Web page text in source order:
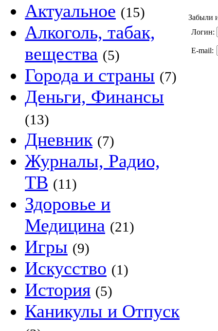
Актуальное (15)
Алкоголь, табак,
вещества (5)
Города и страны (7)
Деньги, Финансы
(13)
Дневник (7)
Журналы, Радио,
ТВ (11)
Здоровье и
Медицина (21)
Игры (9)
Искусство (1)
История (5)
Каникулы и Отпуск
Забыли
Логин:
E-mail: